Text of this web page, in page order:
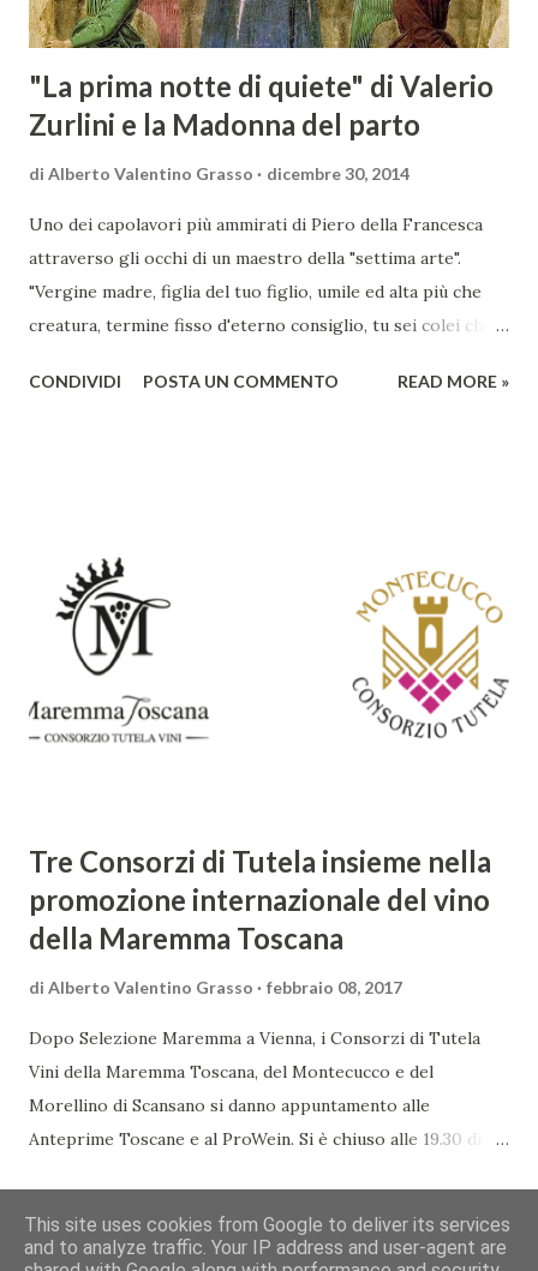
"La prima notte di quiete" di Valerio
Zurlini e la Madonna del parto
di Alberto Valentino Grasso dicembre 30, 2014
Uno dei capolavori più ammirati di Piero della Francesca
attraverso gli occhi di un maestro della "settima arte".
"Vergine madre, figlia del tuo figlio, umile ed alta più che
creatura, termine fisso d'eterno consiglio, tu sei colei che
disdegnò di farsi sua fattura" Nella piccola chiesa di Santa
La datazione esatta dell`opera è incerta, oscillando, a
seconda delle teorie, dal 1450 a oltre il 1475. Non sono
chiare le motivazioni della committenza né della scelta del
soggetto, tema piuttosto frequente nell’iconografia
spagnola, ma del tutto insolito in quella italiana. L’affresco
rappresenta la Vergine incinta, in piedi al centro di una
CONDIVIDI POSTA UN COMMENTO READ MORE »
Tre Consorzi di Tutela insieme nella
promozione internazionale del vino
della Maremma Toscana
di Alberto Valentino Grasso febbraio 08, 2017
Dopo Selezione Maremma a Vienna, i Consorzi di Tutela
Vini della Maremma Toscana, del Montecucco e del
Morellino di Scansano si danno appuntamento alle
Anteprime Toscane e al ProWein. Si è chiuso alle 19.30 di
specializzata nella promozione del vino italiano – e non
CONDIVIDI POSTA UN COMMENTO READ MORE »
This site uses cookies from Google to deliver its services
and to analyze traffic. Your IP address and user-agent are